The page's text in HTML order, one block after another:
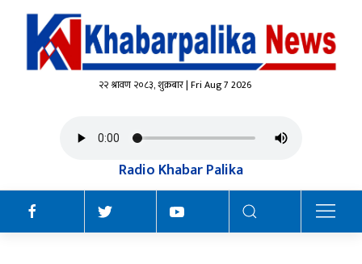
२२ श्रावण २०८३, शुक्रबार | Fri Aug 7 2026
Radio Khabar Palika